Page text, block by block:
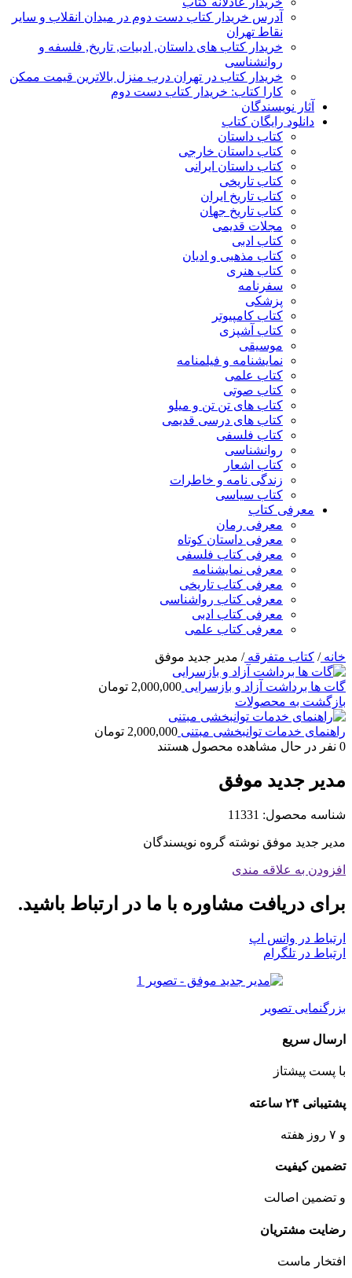
آدرس خریدار کتاب دست دوم در میدان انقلاب و سایر
نقاط تهران
خریدار کتاب های داستان, ادبیات, تاریخ, فلسفه و
روانشناسی
خریدار کتاب در تهران درب منزل بالاترین قیمت ممکن
کارا کتاب: خریدار کتاب دست دوم
آثار نویسندگان
دانلود رایگان کتاب
کتاب داستان
کتاب داستان خارجی
کتاب داستان ایرانی
کتاب تاریخی
کتاب تاریخ ایران
کتاب تاریخ جهان
مجلات قدیمی
کتاب ادبی
کتاب مذهبی و ادیان
کتاب هنری
سفرنامه
پزشکی
کتاب کامپیوتر
کتاب آشپزی
موسیقی
نمایشنامه و فیلمنامه
کتاب علمی
کتاب صوتی
کتاب های تن تن و میلو
کتاب های درسی قدیمی
کتاب فلسفی
روانشناسی
کتاب اشعار
زندگی نامه و خاطرات
کتاب سیاسی
معرفی کتاب
معرفی رمان
معرفی داستان کوتاه
معرفی کتاب فلسفی
معرفی نمایشنامه
معرفی کتاب تاریخی
معرفی کتاب رواشناسی
معرفی کتاب ادبی
معرفی کتاب علمی
خانه/ کتاب متفرقه/ مدیر جدید موفق
گات ها برداشت آزاد و بازسرایی 2,000,000 تومان
بازگشت به محصولات
راهنمای خدمات توانبخشی مبتنی 2,000,000 تومان
0 نفر در حال مشاهده محصول هستند
مدیر جدید موفق
شناسه محصول: 11331
مدیر جدید موفق نوشته گروه نویسندگان
افزودن به علاقه مندی
برای دریافت مشاوره با ما در ارتباط باشید.
ارتباط در واتس اپ
ارتباط در تلگرام
بزرگنمایی تصویر
ارسال سریع
با پست پیشتاز
پشتیبانی ۲۴ ساعته
و ۷ روز هفته
تضمین کیفیت
و تضمین اصالت
رضایت مشتریان
افتخار ماست